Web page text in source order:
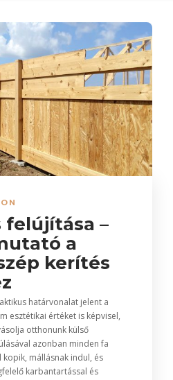
felújítása –
a
kerítés
határvonalat jelent a
esztétikai értéket is képvisel,
otthonunk külső
azonban minden fa
mállásnak indul, és
karbantartással és